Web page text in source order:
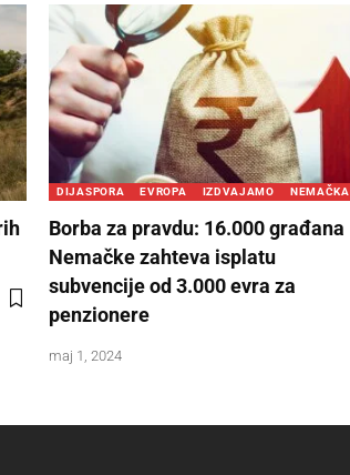
DIJASPORA EVROPA IZDVAJAMO NEMAČKA
Borba za pravdu: 16.000 građana
Nemačke zahteva isplatu
subvencije od 3.000 evra za
penzionere
maj 1, 2024